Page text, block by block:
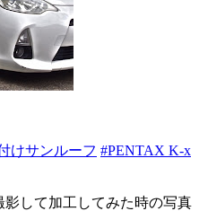
けサンルーフ #PENTAX K-x
して加工してみた時の写真